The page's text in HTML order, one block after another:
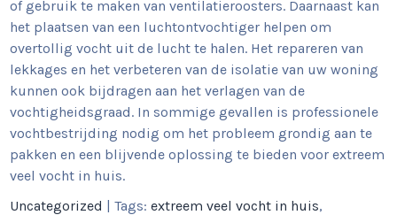
of gebruik te maken van ventilatieroosters. Daarnaast kan
het plaatsen van een luchtontvochtiger helpen om
overtollig vocht uit de lucht te halen. Het repareren van
lekkages en het verbeteren van de isolatie van uw woning
kunnen ook bijdragen aan het verlagen van de
vochtigheidsgraad. In sommige gevallen is professionele
vochtbestrijding nodig om het probleem grondig aan te
pakken en een blijvende oplossing te bieden voor extreem
veel vocht in huis.
Uncategorized | Tags:extreem veel vocht in huis,